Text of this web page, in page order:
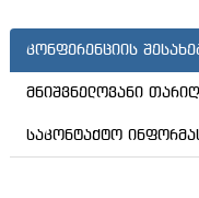
კონფერენციის
მნიშვნელოვანი
საკონტაქტო